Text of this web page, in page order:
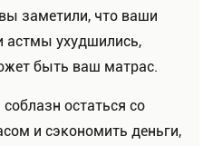
заметили, что ваши
астмы ухудшились,
быть ваш матрас.
остаться со
и сэкономить деньги,